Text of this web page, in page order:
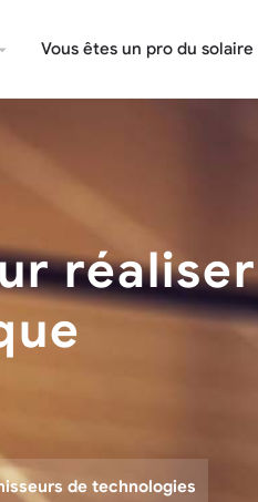
Vous êtes un pro du solaire
réaliser
de technologies